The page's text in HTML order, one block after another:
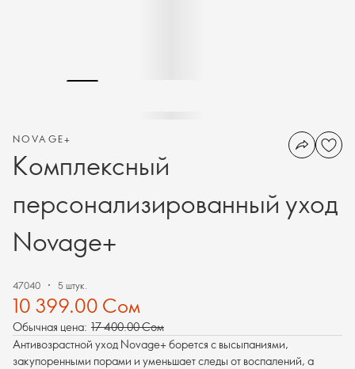
NOVAGE+
Комплексный
персонализированный уход
Novage+
47040 5 штук.
10 399.00 Сом
Обычная цена: 17 400.00 Сом
Антивозрастной уход Novage+ борется с высыпаниями,
закупоренными порами и уменьшает следы от воспалений, а